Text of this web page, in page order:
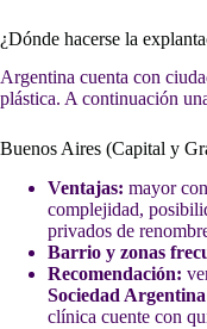
¿Dónde hacerse la
Argentina cuenta con
plástica. A continuación
Buenos Aires (Capital y
Ventajas: mayor
complejidad,
privados de
Barrio y zonas
Recomendación:
Sociedad
clínica cuente con